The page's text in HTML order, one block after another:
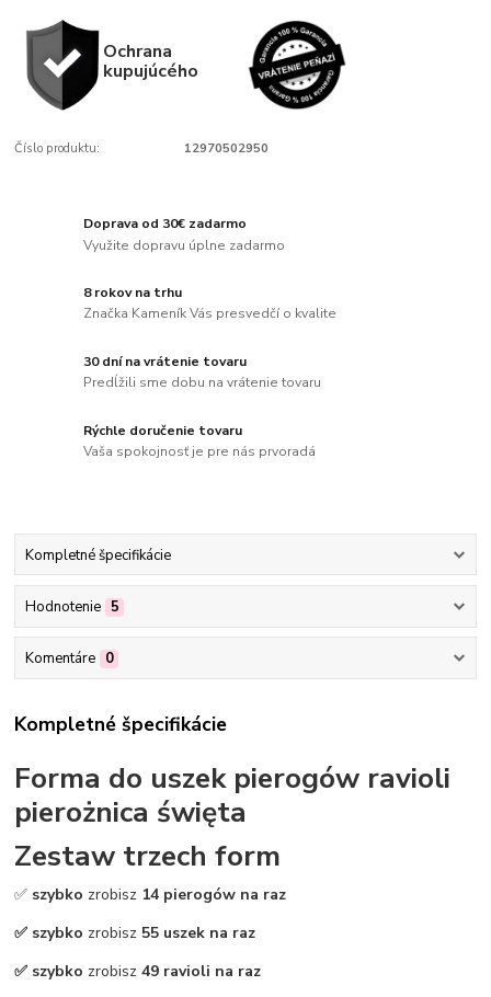
Ochrana
kupujúcého
Číslo produktu: 12970502950
Doprava od 30€ zadarmo
Využite dopravu úplne zadarmo
8 rokov na trhu
Značka Kameník Vás presvedčí o kvalite
30 dní na vrátenie tovaru
Predĺžili sme dobu na vrátenie tovaru
Rýchle doručenie tovaru
Vaša spokojnosť je pre nás prvoradá
Kompletné špecifikácie
Hodnotenie 5
Komentáre 0
Kompletné špecifikácie
Forma do uszek pierogów ravioli
pierożnica święta
Zestaw trzech form
✅ szybko zrobisz 14 pierogów na raz
✅ szybko zrobisz 55 uszek na raz
✅ szybko zrobisz49 ravioli na raz